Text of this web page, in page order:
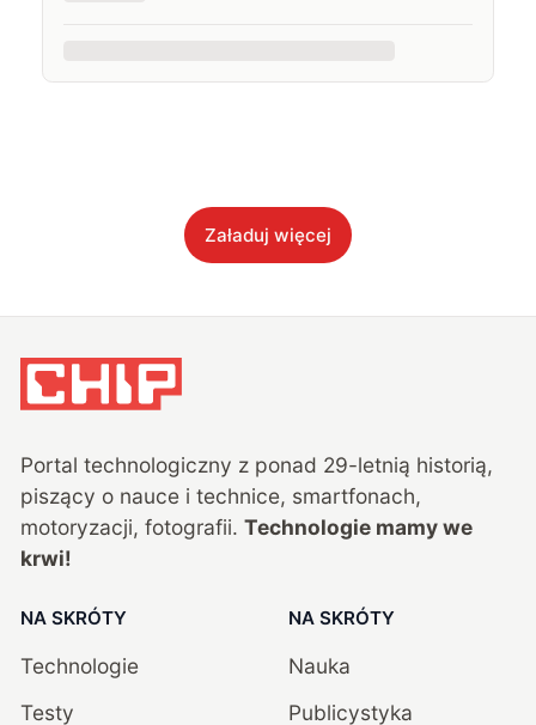
Załaduj więcej
Portal technologiczny z ponad 29-letnią historią,
piszący o nauce i technice, smartfonach,
motoryzacji, fotografii. Technologie mamy we
krwi!
NA SKRÓTY
Technologie
Testy
NA SKRÓTY
Nauka
Publicystyka